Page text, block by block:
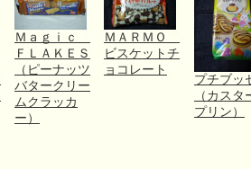
Ｍａｇｉｃ
ＦＬＡＫＥＳ
（ピーナッツ
バタークリー
ムクラッカ
ー）
ＭＡＲＭＯ
ビスケットチ
ョコレート
プチブッ
（カスタ
プリン）